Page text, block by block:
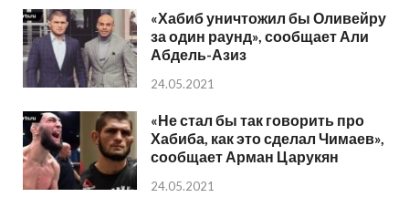
«Хабиб уничтожил бы Оливейру
за один раунд», сообщает Али
Абдель-Азиз
24.05.2021
«Не стал бы так говорить про
Хабиба, как это сделал Чимаев»,
сообщает Арман Царукян
24.05.2021